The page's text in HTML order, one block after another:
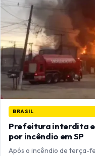
BRASIL
Prefeitura interdita
por incêndio em SP
Após o incêndio de terça-